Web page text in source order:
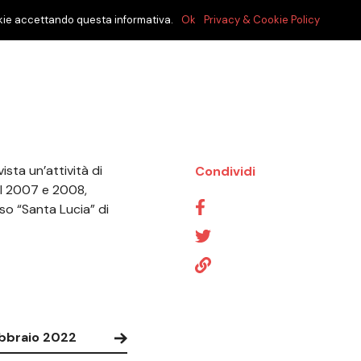
un’attività di
2007 e 2008,
“Santa Lucia” di
2022
Condividi
accettando questa informativa. Ok Privacy & Cookie Policy